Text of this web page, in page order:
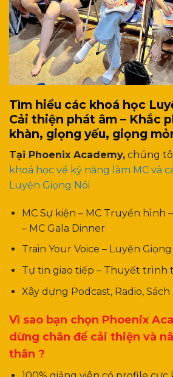
Tìm hiểu các khoá học
Cải thiện phát âm – Khắc
khàn, giọng yếu, giọng
Tại Phoenix Academy, chúng
khoá học về kỹ năng làm MC và
Luyện Giọng Nói
MC Sự kiện – MC Truyền hình
– MC Gala Dinner
Train Your Voice – Luyện
Tự tin giao tiếp – Thuyết trình
Xây dựng Podcast, Radio, Sách
Vì sao bạn chọn Phoenix
dừng chân để cải thiện và
thân ?